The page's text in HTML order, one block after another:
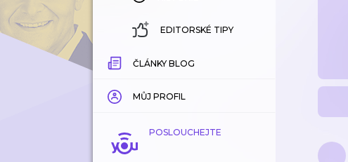
EDITORSKÉ TIPY
ČLÁNKY BLOG
MŮJ PROFIL
POSLOUCHEJTE